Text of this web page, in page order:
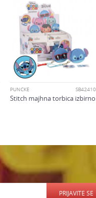
PUNČKE SB42410
Stitch majhna torbica izbirno
PRIJAVITE SE